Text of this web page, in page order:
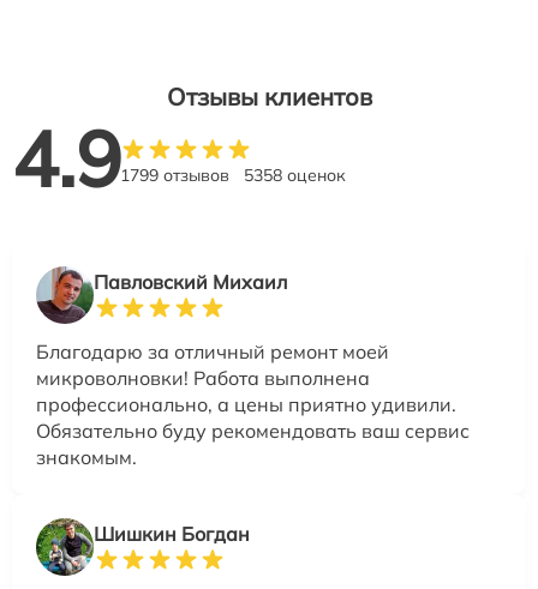
Отзывы клиентов
4.91799 отзывов 5358 оценок
Павловский Михаил
Благодарю за отличный ремонт моей
микроволновки! Работа выполнена
профессионально, а цены приятно удивили.
Обязательно буду рекомендовать ваш сервис
знакомым.
Шишкин Богдан